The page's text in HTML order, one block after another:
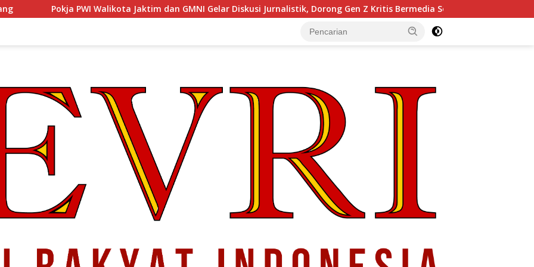
Walikota Jaktim dan GMNI Gelar Diskusi Jurnalistik, Dorong Gen Z Kritis Bermedia Sosial Pendiri Beranda Ruang